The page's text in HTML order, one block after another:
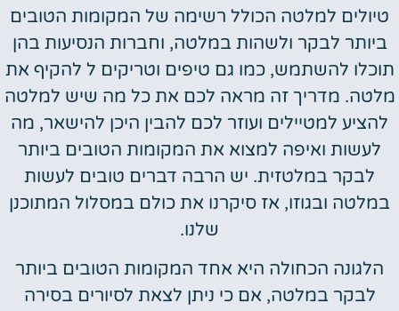
טיולים למלטה הכולל רשימה של המקומות הטובים
ביותר לבקר ולשהות במלטה, וחברות הנסיעות בהן
תוכלו להשתמש, כמו גם טיפים וטריקים ל להקיף את
מלטה. מדריך זה מראה לכם את כל מה שיש למלטה
להציע למטיילים ועוזר לכם להבין היכן להישאר, מה
לעשות ואיפה למצוא את המקומות הטובים ביותר
לבקר במלטזית. יש הרבה דברים טובים לעשות
במלטה ובגוזו, אז סיקרנו את כולם במסלול המתוכנן
שלנו.
הלגונה הכחולה היא אחד המקומות הטובים ביותר
לבקר במלטה, אם כי ניתן לצאת לסיורים בסירה